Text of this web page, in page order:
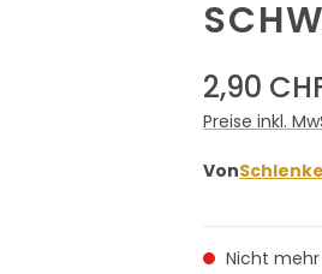
2,90
Preise inkl.
Von
Nicht